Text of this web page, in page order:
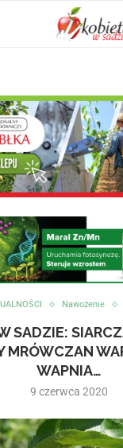
Nawożenie
SADZIE:
MRÓWCZAN
WAPNIA…
9 czerwca 2020